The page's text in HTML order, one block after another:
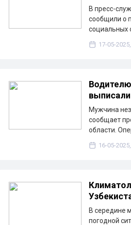
В пресс-
сообщили о
социальных
17-05-
Мужчина
сообщает
области.
16-05-
В середине
погодной